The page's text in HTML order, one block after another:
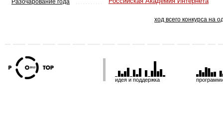
Разочарование года
ход всего конкурса на
идея и поддержка